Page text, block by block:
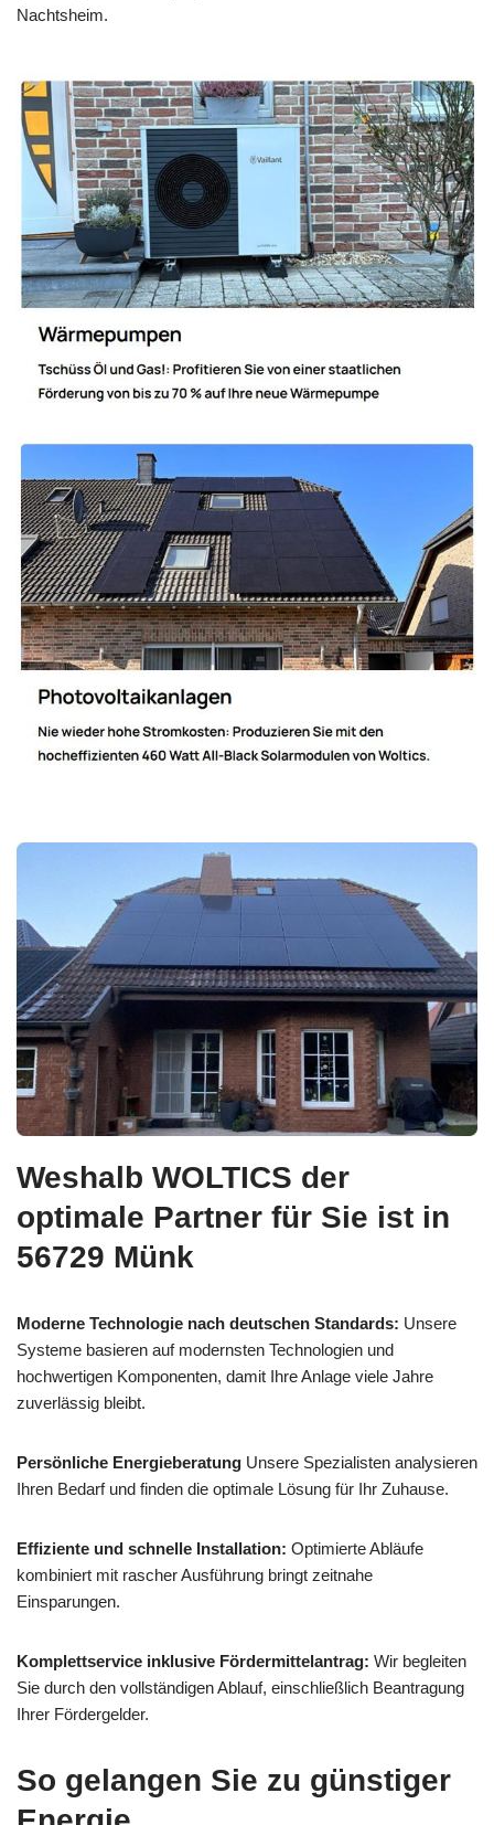
Nachtsheim.
Weshalb WOLTICS der
optimale Partner für Sie ist in
56729 Münk
Moderne Technologie nach deutschen Standards: Unsere
Systeme basieren auf modernsten Technologien und
hochwertigen Komponenten, damit Ihre Anlage viele Jahre
zuverlässig bleibt.
Persönliche Energieberatung Unsere Spezialisten analysieren
Ihren Bedarf und finden die optimale Lösung für Ihr Zuhause.
Effiziente und schnelle Installation: Optimierte Abläufe
kombiniert mit rascher Ausführung bringt zeitnahe
Einsparungen.
Komplettservice inklusive Fördermittelantrag: Wir begleiten
Sie durch den vollständigen Ablauf, einschließlich Beantragung
Ihrer Fördergelder.
So gelangen Sie zu günstiger